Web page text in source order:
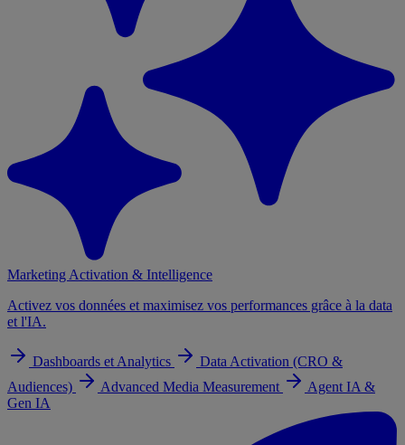
Marketing Activation & Intelligence
Activez vos données et maximisez vos performances grâce à la data
et l'IA.
Dashboards et Analytics
Data Activation (CRO &
Audiences)
Advanced Media Measurement
Agent IA &
Gen IA